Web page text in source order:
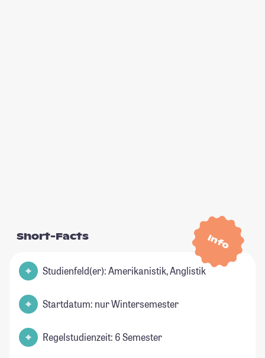
Info
Short-Facts
Studienfeld(er): Amerikanistik, Anglistik
Startdatum: nur Wintersemester
Regelstudienzeit: 6 Semester